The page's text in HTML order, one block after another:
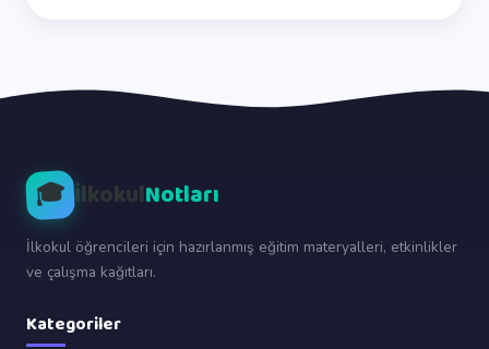
🎓 İlkokulNotları
İlkokul öğrencileri için hazırlanmış eğitim materyalleri, etkinlikler
ve çalışma kağıtları.
Kategoriler